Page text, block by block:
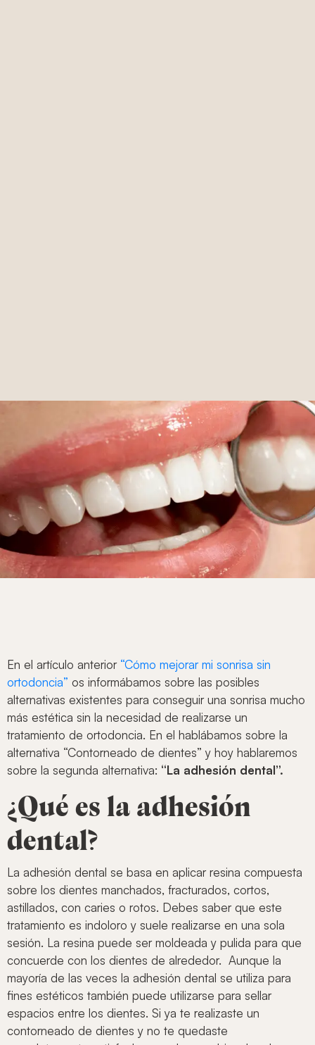
En el artículo anterior “Cómo mejorar mi sonrisa sin
ortodoncia” os informábamos sobre las posibles
alternativas existentes para conseguir una sonrisa mucho
más estética sin la necesidad de realizarse un
tratamiento de ortodoncia. En el hablábamos sobre la
alternativa “Contorneado de dientes” y hoy hablaremos
sobre la segunda alternativa: “La adhesión dental”.
¿Qué es la adhesión
dental?
La adhesión dental se basa en aplicar resina compuesta
sobre los dientes manchados, fracturados, cortos,
astillados, con caries o rotos. Debes saber que este
tratamiento es indoloro y suele realizarse en una sola
sesión. La resina puede ser moldeada y pulida para que
concuerde con los dientes de alrededor. Aunque la
mayoría de las veces la adhesión dental se utiliza para
fines estéticos también puede utilizarse para sellar
espacios entre los dientes. Si ya te realizaste un
contorneado de dientes y no te quedaste